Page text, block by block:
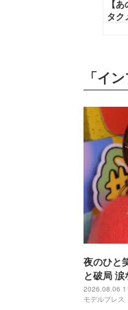
「イ
夜のひと
と破局
ァンの人
年6月に復
2026.08.06
モデルプレス